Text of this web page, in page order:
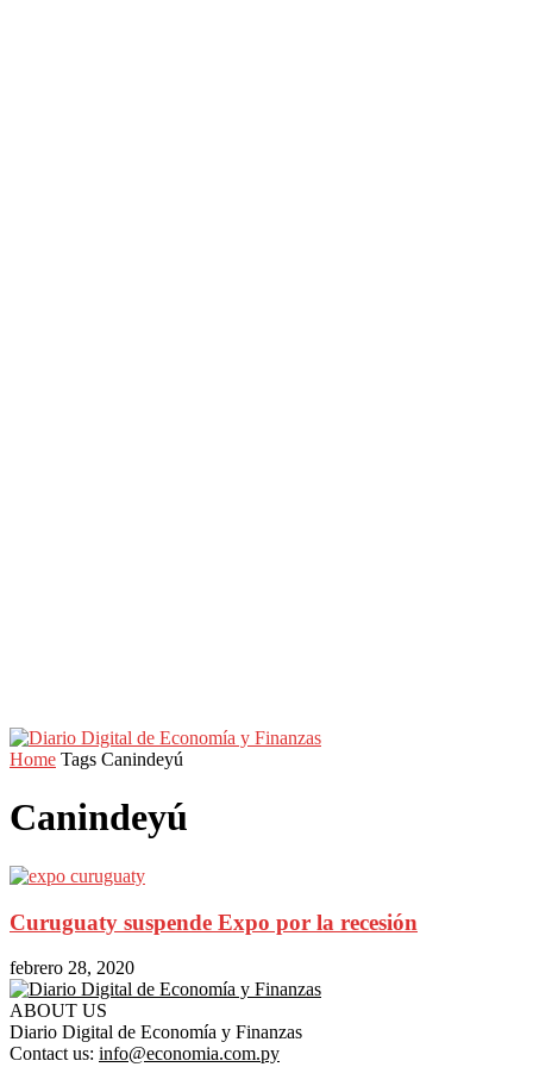
Home Tags Canindeyú
Canindeyú
Curuguaty suspende Expo por la recesión
febrero 28, 2020
ABOUT US
Diario Digital de Economía y Finanzas
Contact us: info@economia.com.py